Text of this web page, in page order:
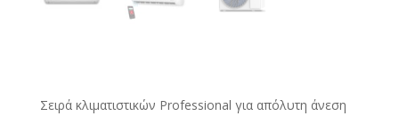
Σειρά κλιματιστικών Professional για απόλυτη άνεση